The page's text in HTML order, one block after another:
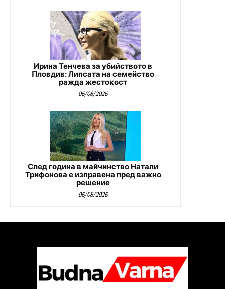
Ирина Тенчева за убийството в
Пловдив: Липсата на семейство
ражда жестокост
06/08/2026
След година в майчинство Натали
Трифонова е изправена пред важно
решение
06/08/2026